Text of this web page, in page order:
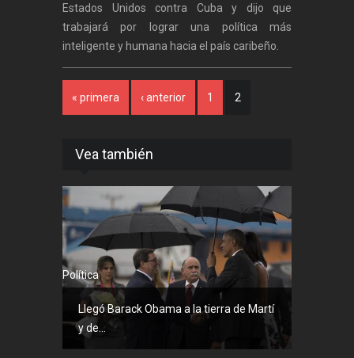
Estados Unidos contra Cuba y dijo que
trabajará por lograr una política más
inteligente y humana hacia el país caribeño.
Páginas
« primera ‹ anterior 1 2
Vea también
Política
Llegó Barack Obama a la tierra de Martí
y de...